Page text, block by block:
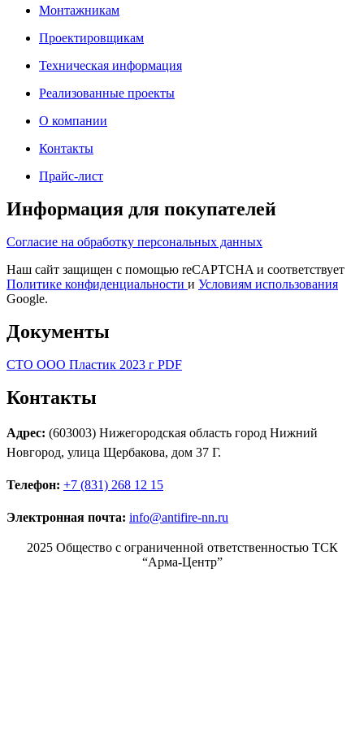
Монтажникам
Проектировщикам
Техническая информация
Реализованные проекты
О компании
Контакты
Прайс-лист
Информация для покупателей
Согласие на обработку персональных данных
Наш сайт защищен с помощью reCAPTCHA и соответствует
Политике конфиденциальности и Условиям использования
Google.
Документы
СТО ООО Пластик 2023 г PDF
Контакты
Адрес: (603003) Нижегородская область город Нижний
Новгород, улица Щербакова, дом 37 Г.
Телефон: +7 (831) 268 12 15
Электронная почта: info@antifire-nn.ru
2025 Общество с ограниченной ответственностью ТСК
“Арма-Центр”